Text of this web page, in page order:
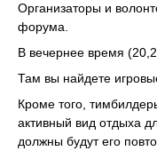
Организаторы и
форума.
В вечернее время
Там вы найдете
Кроме того,
активный вид отдыха
должны будут его